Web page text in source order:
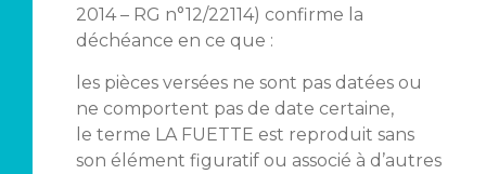
2014 – RG n°12/22114) confirme la
déchéance en ce que :
les pièces versées ne sont pas datées ou
ne comportent pas de date certaine,
le terme LA FUETTE est reproduit sans
son élément figuratif ou associé à d’autres